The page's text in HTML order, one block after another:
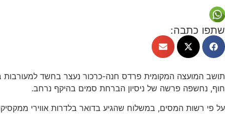
שתפו כתבה:
תושב המועצה המקומית פרדס חנה-כרכור נעצר בחשד
חוף, נחשפה פרשה של ניסיון הברחת סמים בהיקף נרחב.